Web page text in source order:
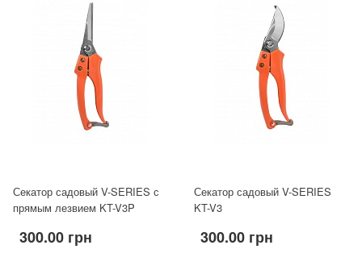
Секатор садовый V-SERIES с
прямым лезвием KT-V3P
300.00 грн
Секатор садовый V-SERIES
KT-V3
300.00 грн